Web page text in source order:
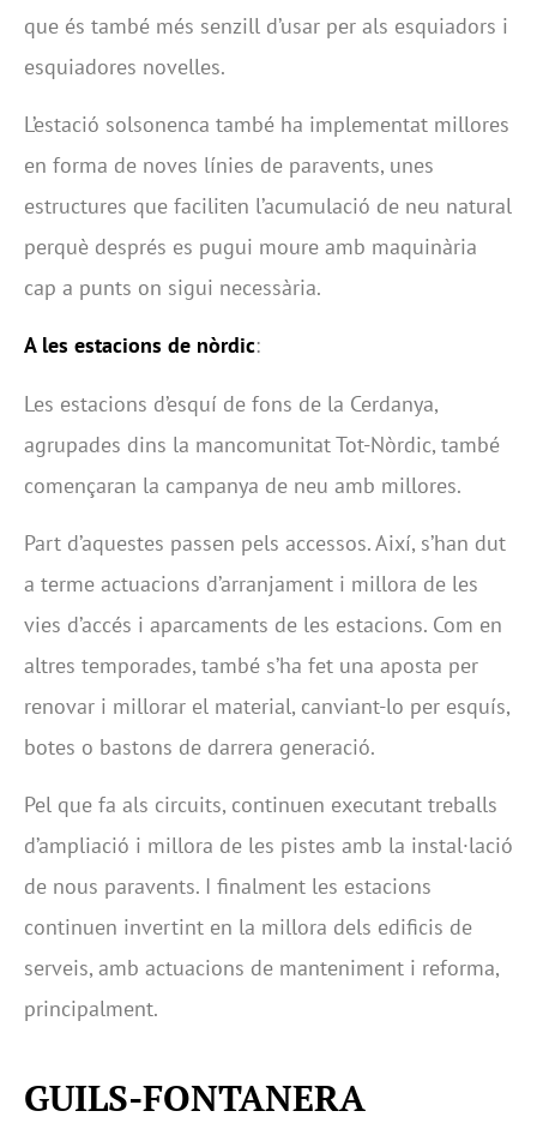
que és també més senzill d’usar per als esquiadors i
esquiadores novelles.
L’estació solsonenca també ha implementat millores
en forma de noves línies de paravents, unes
estructures que faciliten l’acumulació de neu natural
perquè després es pugui moure amb maquinària
cap a punts on sigui necessària.
A les estacions de nòrdic:
Les estacions d’esquí de fons de la Cerdanya,
agrupades dins la mancomunitat Tot-Nòrdic, també
començaran la campanya de neu amb millores.
Part d’aquestes passen pels accessos. Així, s’han dut
a terme actuacions d’arranjament i millora de les
vies d’accés i aparcaments de les estacions. Com en
altres temporades, també s’ha fet una aposta per
renovar i millorar el material, canviant-lo per esquís,
botes o bastons de darrera generació.
Pel que fa als circuits, continuen executant treballs
d’ampliació i millora de les pistes amb la instal·lació
de nous paravents. I finalment les estacions
continuen invertint en la millora dels edificis de
serveis, amb actuacions de manteniment i reforma,
principalment.
GUILS-FONTANERA